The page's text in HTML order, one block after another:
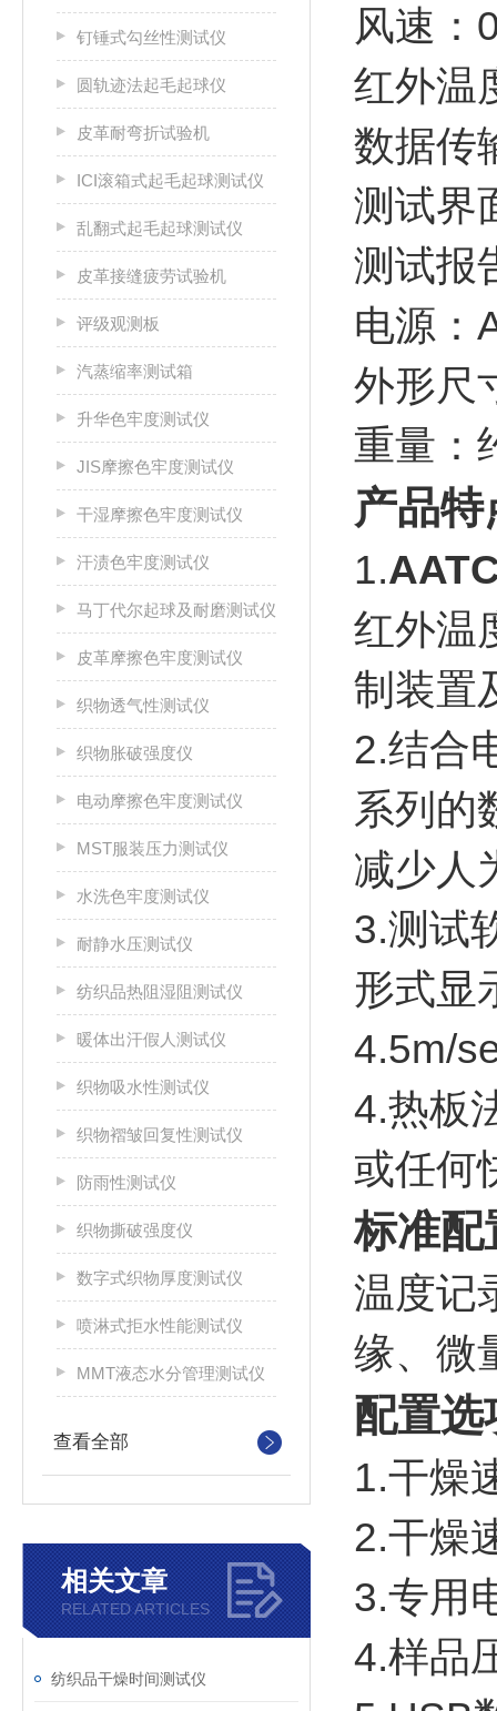
钉锤式勾丝性测试仪
圆轨迹法起毛起球仪
皮革耐弯折试验机
ICI滚箱式起毛起球测试仪
乱翻式起毛起球测试仪
皮革接缝疲劳试验机
评级观测板
汽蒸缩率测试箱
升华色牢度测试仪
JIS摩擦色牢度测试仪
干湿摩擦色牢度测试仪
汗渍色牢度测试仪
马丁代尔起球及耐磨测试仪
皮革摩擦色牢度测试仪
织物透气性测试仪
织物胀破强度仪
电动摩擦色牢度测试仪
MST服装压力测试仪
水洗色牢度测试仪
耐静水压测试仪
纺织品热阻湿阻测试仪
暖体出汗假人测试仪
织物吸水性测试仪
织物褶皱回复性测试仪
防雨性测试仪
织物撕破强度仪
数字式织物厚度测试仪
喷淋式拒水性能测试仪
MMT液态水分管理测试仪
查看全部
相关文章
RELATED ARTICLES
纺织品干燥时间测试仪
风速：
红外温
数据传
测试界
测试报
电源：
外形尺
重量：
产品特
1.
红外温
制装置
2.结合
系列的
减少人
3.测试
形式显
4.5m/
4.热板
或任何
标准配
温度记
缘、微
配置选
1.干燥
2.干燥
3.专用
4.样品